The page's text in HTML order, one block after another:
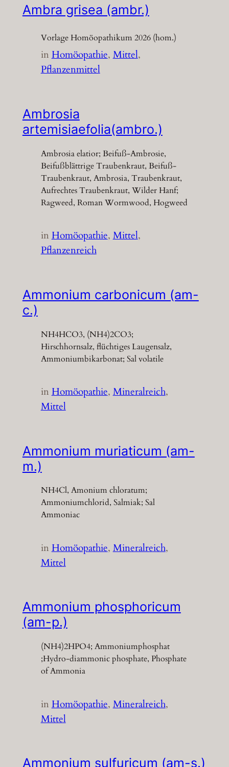
Ambra grisea (ambr.)
Vorlage Homöopathikum 2026 (hom.)
inHomöopathie, Mittel
Pflanzenmittel
Ambrosia
artemisiaefolia(ambro.)
Ambrosia elatior; Beifuß-Ambrosie,
Beifußblättrige Traubenkraut, Beifuß-
Traubenkraut, Ambrosia, Traubenkraut,
Aufrechtes Traubenkraut, Wilder Hanf;
Ragweed, Roman Wormwood, Hogweed
inHomöopathie, Mittel
Pflanzenreich
Ammonium carbonicum (am-
c.)
NH4HCO3, (NH4)2CO3;
Hirschhornsalz, flüchtiges Laugensalz,
Ammoniumbikarbonat; Sal volatile
inHomöopathie, Mineralreich
Mittel
Ammonium muriaticum (am-
m.)
NH4Cl, Amonium chloratum;
Ammoniumchlorid, Salmiak; Sal
Ammoniac
inHomöopathie, Mineralreich
Mittel
Ammonium phosphoricum
(am-p.)
(NH4)2HPO4; Ammoniumphosphat
;Hydro-diammonic phosphate, Phosphate
of Ammonia
inHomöopathie, Mineralreich
Mittel
Ammonium sulfuricum (am-s.)